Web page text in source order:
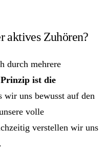
aktives Zuhören?
durch mehrere
ist die
wir uns bewusst auf den
volle
verstellen wir uns